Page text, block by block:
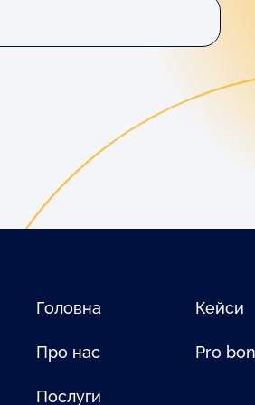
Головна
Про нас
Послуги
Кейси
Pro